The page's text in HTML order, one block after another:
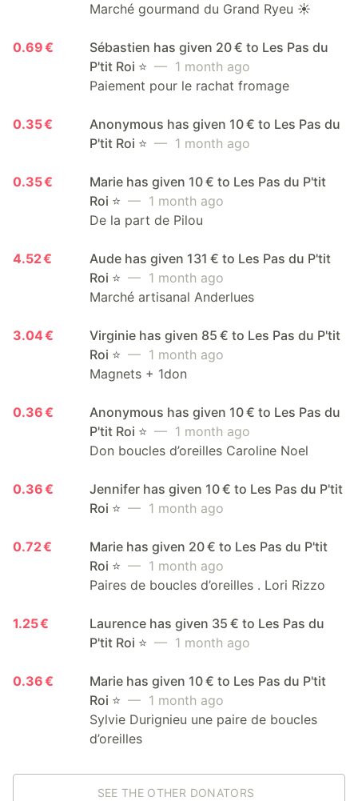
Marché gourmand du Grand Ryeu ☀️
0.69 €
Sébastien has given 20 € to Les Pas du
P'tit Roi ⭐️ — 1 month ago
Paiement pour le rachat fromage
0.35 €
Anonymous has given 10 € to Les Pas du
P'tit Roi ⭐️ — 1 month ago
0.35 €
Marie has given 10 € to Les Pas du P'tit
Roi ⭐️ — 1 month ago
De la part de Pilou
4.52 €
Aude has given 131 € to Les Pas du P'tit
Roi ⭐️ — 1 month ago
Marché artisanal Anderlues
3.04 €
Virginie has given 85 € to Les Pas du P'tit
Roi ⭐️ — 1 month ago
Magnets + 1don
0.36 €
Anonymous has given 10 € to Les Pas du
P'tit Roi ⭐️ — 1 month ago
Don boucles d’oreilles Caroline Noel
0.36 €
Jennifer has given 10 € to Les Pas du P'tit
Roi ⭐️ — 1 month ago
0.72 €
Marie has given 20 € to Les Pas du P'tit
Roi ⭐️ — 1 month ago
Paires de boucles d’oreilles . Lori Rizzo
1.25 €
Laurence has given 35 € to Les Pas du
P'tit Roi ⭐️ — 1 month ago
0.36 €
Marie has given 10 € to Les Pas du P'tit
Roi ⭐️ — 1 month ago
Sylvie Durignieu une paire de boucles
d’oreilles
SEE THE OTHER DONATORS